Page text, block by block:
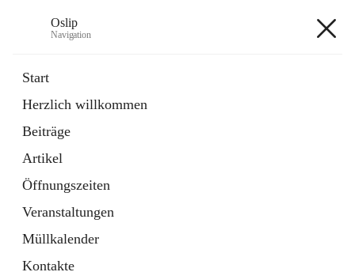
Oslip
Navigation
Start
Herzlich willkommen
Beiträge
Artikel
Öffnungszeiten
Veranstaltungen
Müllkalender
Kontakte
Externe Webseite
in
Tab
Bundeskanzleramt Österreich
Externe Webseite
öffnet
in
neuem
Tab